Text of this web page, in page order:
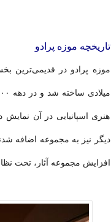
تاریخچه موزه پرادو
هنری اسپانیایی در آن نمایش
افزایش مجموعه آثار، تحت